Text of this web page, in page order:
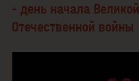
– день начала Великой
Отечественной войны